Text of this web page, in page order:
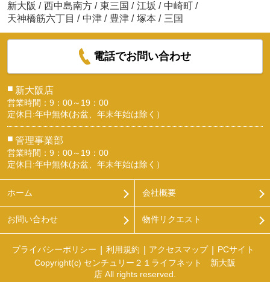
新大阪 / 西中島南方 / 東三国 / 江坂 / 中崎町 /
天神橋筋六丁目 / 中津 / 豊津 / 塚本 / 三国
電話でお問い合わせ
■ 新大阪店
営業時間：9：00～19：00
定休日:年中無休(お盆、年末年始は除く）
■ 管理事業部
営業時間：9：00～19：00
定休日:年中無休(お盆、年末年始は除く）
ホーム 会社概要
お問い合わせ 物件リクエスト
プライバシーポリシー 利用規約 アクセスマップ
PCサイト
Copyright(c) センチュリー２１ライフネット 新大阪
店 All rights reserved.